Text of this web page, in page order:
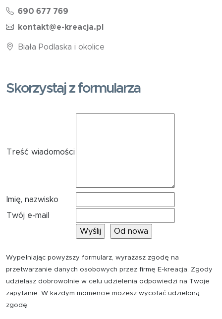
690 677 769
kontakt@e-kreacja.pl
Biała Podlaska i okolice
Skorzystaj z formularza
Treść wiadomości
Imię, nazwisko
Twój e-mail
Wypełniając powyższy formularz, wyrażasz zgodę na
przetwarzanie danych osobowych przez firmę E-kreacja. Zgody
udzielasz dobrowolnie w celu udzielenia odpowiedzi na Twoje
zapytanie. W każdym momencie możesz wycofać udzieloną
zgodę.